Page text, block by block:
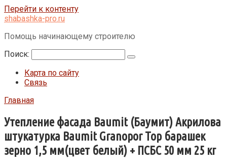
Перейти к контенту
shabashka-pro.ru
Помощь начинающему строителю
Поиск:
Карта по сайту
Связь
Главная
Утепление фасада Baumit (Баумит) Акрилова
штукатурка Baumit Granopor Top барашек
зерно 1,5 мм(цвет белый) + ПСБС 50 мм 25 кг